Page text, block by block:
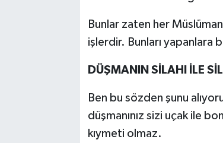
Bunlar zaten her
işlerdir. Bunları yapanlara
DÜŞMANIN SİLAHI İLE
Ben bu sözden şunu
düşmanınız sizi uçak ile
kıymeti olmaz.